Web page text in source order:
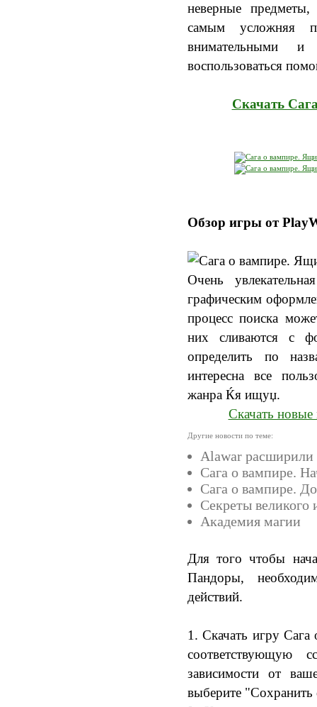
неверные предметы,
самым усложняя
внимательными
воспользоваться
Скачать
Обзор игры от
Очень
графическим
процесс поиска
них сливаются с
определить по
интересна все
жанра Ќя ищуџ.
Скачать
Другие новости по теме:
Alawar расширили
Сага о вампире.
Сага о вампире.
Секреты великого
Академия магии
Для того чтобы
Пандоры,
действий.
1. Скачать игру
соответствующую
зависимости от
выберите